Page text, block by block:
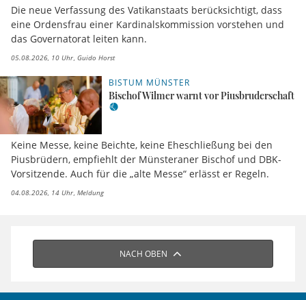
Die neue Verfassung des Vatikanstaats berücksichtigt, dass
eine Ordensfrau einer Kardinalskommission vorstehen und
das Governatorat leiten kann.
05.08.2026, 10 Uhr Guido Horst
BISTUM MÜNSTER
Bischof Wilmer warnt vor Piusbruderschaft
Keine Messe, keine Beichte, keine Eheschließung bei den
Piusbrüdern, empfiehlt der Münsteraner Bischof und DBK-
Vorsitzende. Auch für die „alte Messe“ erlässt er Regeln.
04.08.2026, 14 Uhr Meldung
NACH OBEN